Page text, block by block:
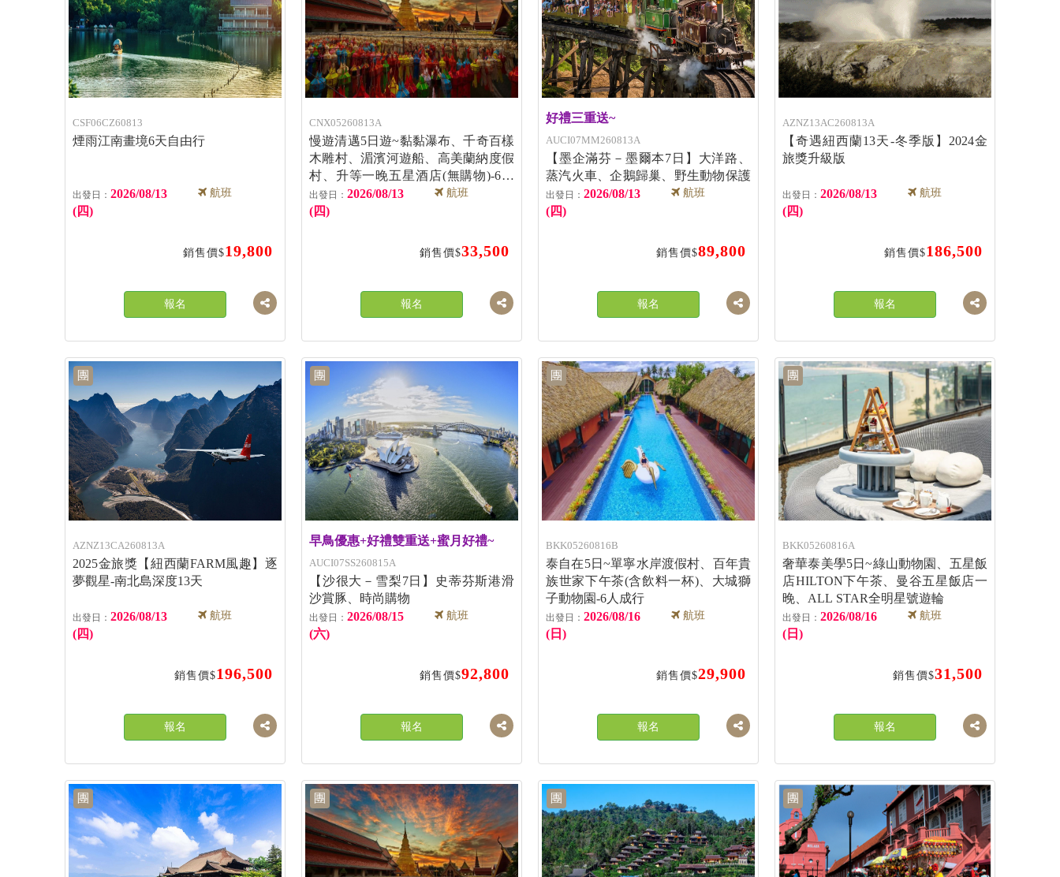
CSF06CZ60813
煙雨江南畫境6天自由行
2026/08/13
(四)
航班
銷售價$19,800
報名
CNX05260813A
慢遊清邁5日遊~黏黏瀑布、千奇百樣
木雕村、湄濱河遊船、高美蘭納度假
村、升等一晚五星酒店(無購物)-6人
成行
2026/08/13
(四)
航班
銷售價$33,500
報名
好禮三重送~
AUCI07MM260813A
【墨企滿芬－墨爾本7日】大洋路、
蒸汽火車、企鵝歸巢、野生動物保護
區
2026/08/13
(四)
航班
銷售價$89,800
報名
AZNZ13AC260813A
【奇遇紐西蘭13天-冬季版】2024金
旅獎升級版
2026/08/13
(四)
航班
銷售價$186,500
報名
團
AZNZ13CA260813A
2025金旅獎【紐西蘭FARM風趣】逐
夢觀星-南北島深度13天
2026/08/13
(四)
航班
銷售價$196,500
報名
團
早鳥優惠+好禮雙重送+蜜月好禮~
AUCI07SS260815A
【沙很大－雪梨7日】史蒂芬斯港滑
沙賞豚、時尚購物
2026/08/15
(六)
航班
銷售價$92,800
報名
團
BKK05260816B
泰自在5日~單寧水岸渡假村、百年貴
族世家下午茶(含飲料一杯)、大城獅
子動物園-6人成行
2026/08/16
(日)
航班
銷售價$29,900
報名
團
BKK05260816A
奢華泰美學5日~綠山動物園、五星飯
店HILTON下午茶、曼谷五星飯店一
晚、ALL STAR全明星號遊輪
2026/08/16
(日)
航班
銷售價$31,500
報名
團 團 團 團